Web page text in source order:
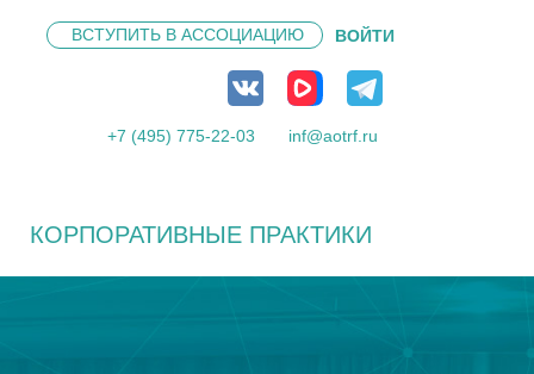
ВСТУПИТЬ В АССОЦИАЦИЮ ВОЙТИ
+7 (495) 775-22-03 inf@aotrf.ru
КОРПОРАТИВНЫЕ ПРАКТИКИ